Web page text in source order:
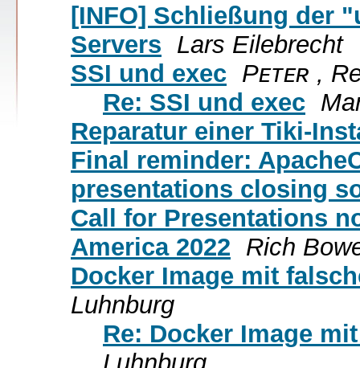
[INFO] Schließung der
Servers Lars Eilebrecht
SSI und exec Pᴇᴛᴇʀ ,
Re: SSI und exec
Reparatur einer Tiki-
Final reminder:
presentations closing
Call for Presentations
America 2022 Rich
Docker Image mit
Luhnburg
Re: Docker Image